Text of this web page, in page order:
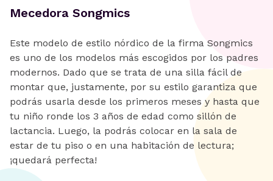
Mecedora Songmics
Este modelo de estilo nórdico de la firma Songmics
es uno de los modelos más escogidos por los padres
modernos. Dado que se trata de una silla fácil de
montar que, justamente, por su estilo garantiza que
podrás usarla desde los primeros meses y hasta que
tu niño ronde los 3 años de edad como sillón de
lactancia. Luego, la podrás colocar en la sala de
estar de tu piso o en una habitación de lectura;
¡quedará perfecta!